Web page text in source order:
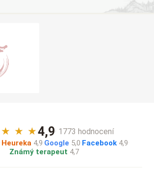
★ ★ ★4,9· 1773 hodnocení
·Heureka 4,9·Google 5,0·Facebook 4,9·
Známý terapeut 4,7